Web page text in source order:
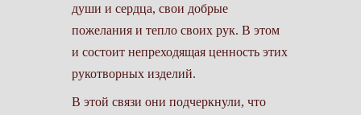
души и сердца, свои добрые
пожелания и тепло своих рук. В этом
и состоит непреходящая ценность этих
рукотворных изделий.
В этой связи они подчеркнули, что